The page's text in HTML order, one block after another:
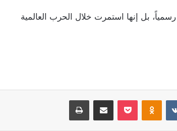
بل إنها استمرت خلال الحرب العالمية
Odnoklassniki
‫Pocket مشاركة عبر البريد طباعة